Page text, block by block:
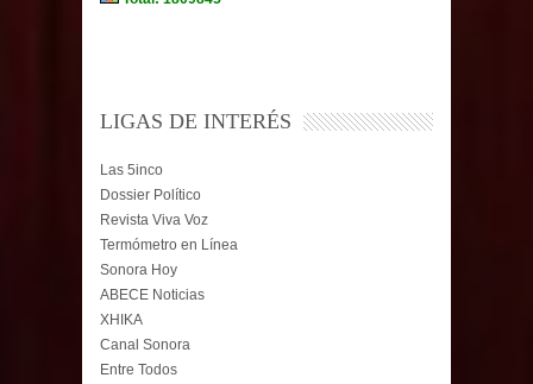
LIGAS DE INTERÉS
Las 5inco
Dossier Político
Revista Viva Voz
Termómetro en Línea
Sonora Hoy
ABECE Noticias
XHIKA
Canal Sonora
Entre Todos